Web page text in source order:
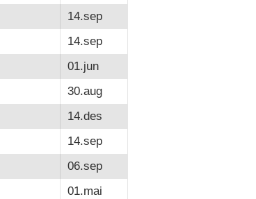
14.sep
14.sep
01.jun
30.aug
14.des
14.sep
06.sep
01.mai